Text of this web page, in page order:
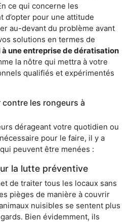
ce qui concerne les
d’opter pour une attitude
au-devant du problème avant
solutions en termes de
une entreprise de dératisation
la nôtre qui mettra à votre
qualifiés et expérimentés
les rongeurs à
dérageant votre quotidien ou
pour le faire, il y a
peuvent être menées :
la lutte préventive
de traiter tous les locaux sans
pièges de manière à couvrir
nuisibles se sentent plus
Bien évidemment, ils